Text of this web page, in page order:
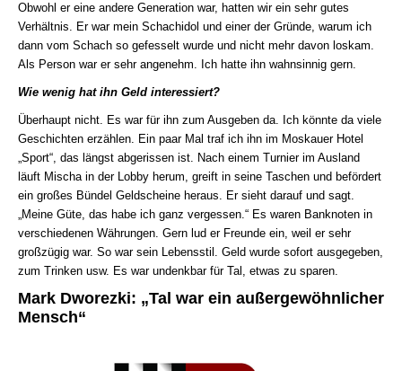
Obwohl er eine andere Generation war, hatten wir ein sehr gutes
Verhältnis. Er war mein Schachidol und einer der Gründe, warum ich
dann vom Schach so gefesselt wurde und nicht mehr davon loskam.
Als Person war er sehr angenehm. Ich hatte ihn wahnsinnig gern.
Wie wenig hat ihn Geld interessiert?
Überhaupt nicht. Es war für ihn zum Ausgeben da. Ich könnte da viele
Geschichten erzählen. Ein paar Mal traf ich ihn im Moskauer Hotel
„Sport“, das längst abgerissen ist. Nach einem Turnier im Ausland
läuft Mischa in der Lobby herum, greift in seine Taschen und befördert
ein großes Bündel Geldscheine heraus. Er sieht darauf und sagt.
„Meine Güte, das habe ich ganz vergessen.“ Es waren Banknoten in
verschiedenen Währungen. Gern lud er Freunde ein, weil er sehr
großzügig war. So war sein Lebensstil. Geld wurde sofort ausgegeben,
zum Trinken usw. Es war undenkbar für Tal, etwas zu sparen.
Mark Dworezki: „Tal war ein außergewöhnlicher
Mensch“